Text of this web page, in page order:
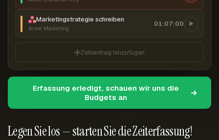
Legen Sie los — starten Sie die Zeiterfassung!
Marketingstrategie schreiben
Acme Marketing
01:07:00
Zeiteintrag hinzufügen
Erfassung erledigt, schauen wir uns die
Budgets an